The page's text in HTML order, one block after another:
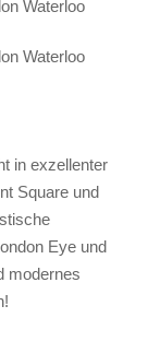
in exzellenter
Square und
Eye und
modernes